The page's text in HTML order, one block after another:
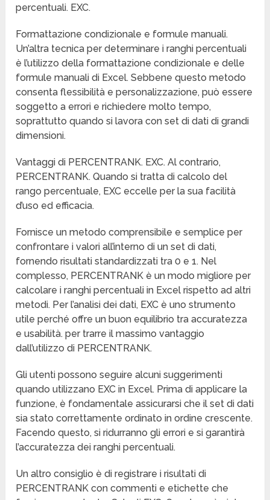
percentuali. EXC.
Formattazione condizionale e formule manuali.
Un’altra tecnica per determinare i ranghi percentuali
è l’utilizzo della formattazione condizionale e delle
formule manuali di Excel. Sebbene questo metodo
consenta flessibilità e personalizzazione, può essere
soggetto a errori e richiedere molto tempo,
soprattutto quando si lavora con set di dati di grandi
dimensioni.
Vantaggi di PERCENTRANK. EXC. Al contrario,
PERCENTRANK. Quando si tratta di calcolo del
rango percentuale, EXC eccelle per la sua facilità
d’uso ed efficacia.
Fornisce un metodo comprensibile e semplice per
confrontare i valori all’interno di un set di dati,
fornendo risultati standardizzati tra 0 e 1. Nel
complesso, PERCENTRANK è un modo migliore per
calcolare i ranghi percentuali in Excel rispetto ad altri
metodi. Per l’analisi dei dati, EXC è uno strumento
utile perché offre un buon equilibrio tra accuratezza
e usabilità. per trarre il massimo vantaggio
dall’utilizzo di PERCENTRANK.
Gli utenti possono seguire alcuni suggerimenti
quando utilizzano EXC in Excel. Prima di applicare la
funzione, è fondamentale assicurarsi che il set di dati
sia stato correttamente ordinato in ordine crescente.
Facendo questo, si ridurranno gli errori e si garantirà
l’accuratezza dei ranghi percentuali.
Un altro consiglio è di registrare i risultati di
PERCENTRANK con commenti e etichette che